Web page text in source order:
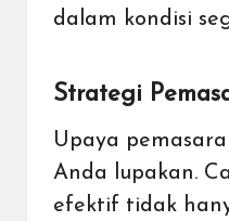
dalam kondisi
Strategi
Upaya
Anda lupakan.
efektif tidak